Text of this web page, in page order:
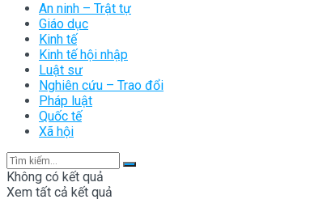
An ninh – Trật tự
Giáo dục
Kinh tế
Kinh tế hội nhập
Luật sư
Nghiên cứu – Trao đổi
Pháp luật
Quốc tế
Xã hội
Không có kết quả
Xem tất cả kết quả